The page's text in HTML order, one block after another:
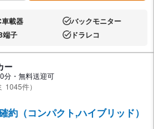
車載器 あり:バックモニター
端子 あり:ドラレコ
ー
分・無料送迎可
1045件）
約（コンパクト,ハイブリッド）